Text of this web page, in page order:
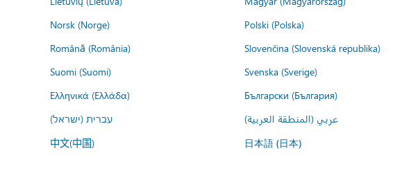
Norsk (Norge)
Polski (Polska)
Română (România)
Slovenčina (Slovenská republika)
Suomi (Suomi)
Svenska (Sverige)
Ελληνικά (Ελλάδα)
Български (България)
עברית (ישראל)
عربي (المنطقة العربية)
中文(中国) 日本語 (日本)